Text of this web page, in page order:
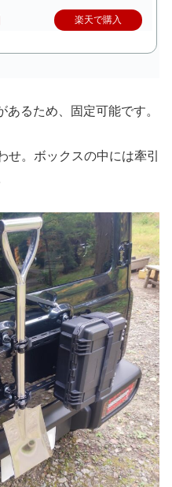
楽天で購入
るため、固定可能です。
せ。ボックスの中には牽引